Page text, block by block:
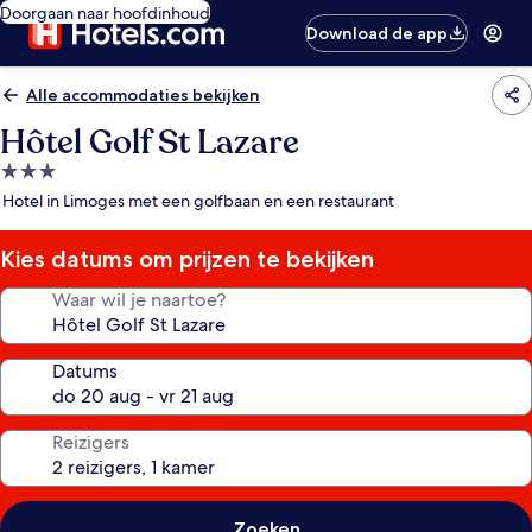
Doorgaan naar hoofdinhoud
Download de app
Alle accommodaties bekijken
Hôtel Golf St Lazare
3.0-
sterrenaccommodatie
Hotel in Limoges met een golfbaan en een restaurant
Kies datums om prijzen te bekijken
Waar wil je naartoe?
Datums
Reizigers